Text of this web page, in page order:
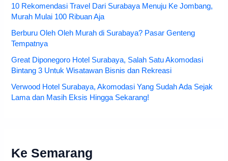
10 Rekomendasi Travel Dari Surabaya Menuju Ke Jombang,
Murah Mulai 100 Ribuan Aja
Berburu Oleh Oleh Murah di Surabaya? Pasar Genteng
Tempatnya
Great Diponegoro Hotel Surabaya, Salah Satu Akomodasi
Bintang 3 Untuk Wisatawan Bisnis dan Rekreasi
Verwood Hotel Surabaya, Akomodasi Yang Sudah Ada Sejak
Lama dan Masih Eksis Hingga Sekarang!
Ke Semarang